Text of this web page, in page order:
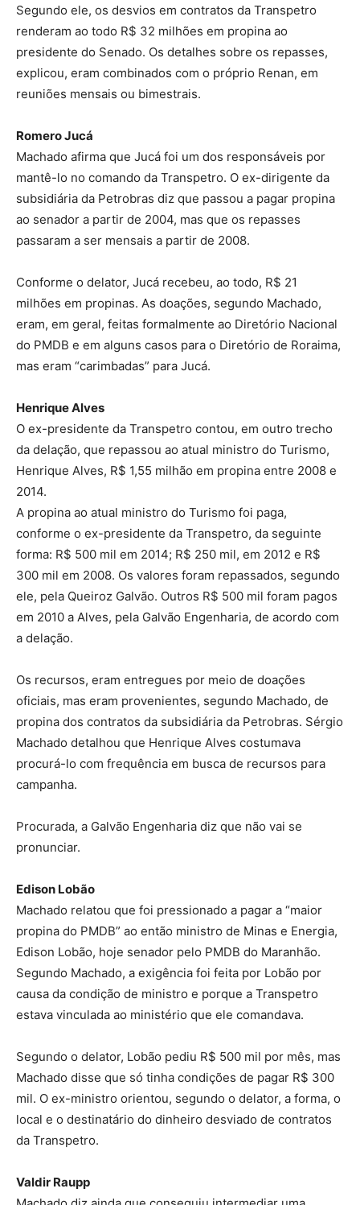
Segundo ele, os desvios em contratos da Transpetro
renderam ao todo R$ 32 milhões em propina ao
presidente do Senado. Os detalhes sobre os repasses,
explicou, eram combinados com o próprio Renan, em
reuniões mensais ou bimestrais.
Romero Jucá
Machado afirma que Jucá foi um dos responsáveis por
mantê-lo no comando da Transpetro. O ex-dirigente da
subsidiária da Petrobras diz que passou a pagar propina
ao senador a partir de 2004, mas que os repasses
passaram a ser mensais a partir de 2008.
Conforme o delator, Jucá recebeu, ao todo, R$ 21
milhões em propinas. As doações, segundo Machado,
eram, em geral, feitas formalmente ao Diretório Nacional
do PMDB e em alguns casos para o Diretório de Roraima,
mas eram “carimbadas” para Jucá.
Henrique Alves
O ex-presidente da Transpetro contou, em outro trecho
da delação, que repassou ao atual ministro do Turismo,
Henrique Alves, R$ 1,55 milhão em propina entre 2008 e
2014.
A propina ao atual ministro do Turismo foi paga,
conforme o ex-presidente da Transpetro, da seguinte
forma: R$ 500 mil em 2014; R$ 250 mil, em 2012 e R$
300 mil em 2008. Os valores foram repassados, segundo
ele, pela Queiroz Galvão. Outros R$ 500 mil foram pagos
em 2010 a Alves, pela Galvão Engenharia, de acordo com
a delação.
Os recursos, eram entregues por meio de doações
oficiais, mas eram provenientes, segundo Machado, de
propina dos contratos da subsidiária da Petrobras. Sérgio
Machado detalhou que Henrique Alves costumava
procurá-lo com frequência em busca de recursos para
campanha.
Procurada, a Galvão Engenharia diz que não vai se
pronunciar.
Edison Lobão
Machado relatou que foi pressionado a pagar a “maior
propina do PMDB” ao então ministro de Minas e Energia,
Edison Lobão, hoje senador pelo PMDB do Maranhão.
Segundo Machado, a exigência foi feita por Lobão por
causa da condição de ministro e porque a Transpetro
estava vinculada ao ministério que ele comandava.
Segundo o delator, Lobão pediu R$ 500 mil por mês, mas
Machado disse que só tinha condições de pagar R$ 300
mil. O ex-ministro orientou, segundo o delator, a forma, o
local e o destinatário do dinheiro desviado de contratos
da Transpetro.
Valdir Raupp